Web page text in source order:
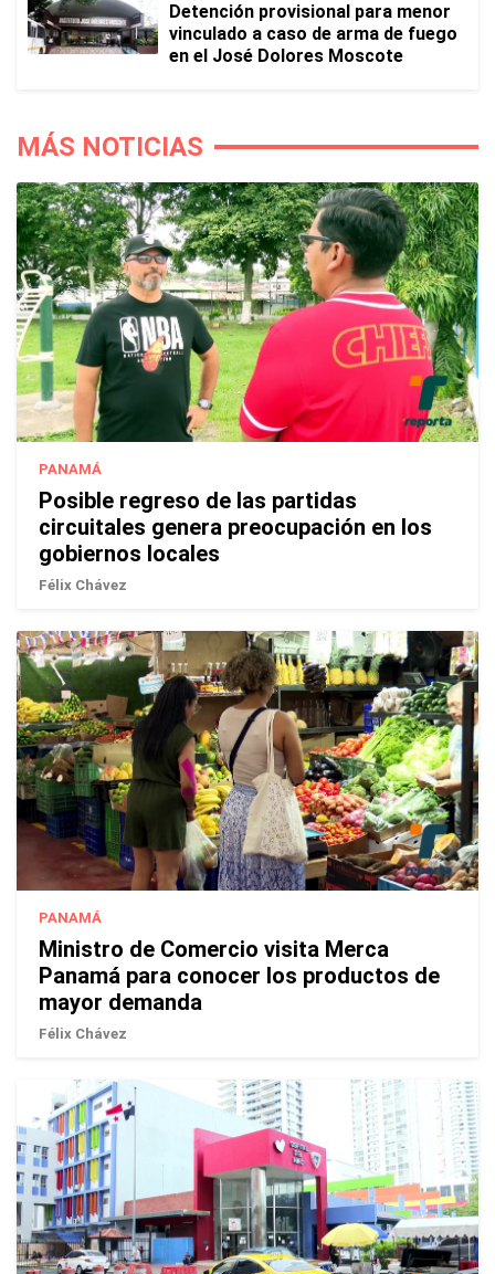
Detención provisional para menor
vinculado a caso de arma de fuego
en el José Dolores Moscote
MÁS NOTICIAS
PANAMÁ
Posible regreso de las partidas
circuitales genera preocupación en los
gobiernos locales
Félix Chávez
PANAMÁ
Ministro de Comercio visita Merca
Panamá para conocer los productos de
mayor demanda
Félix Chávez